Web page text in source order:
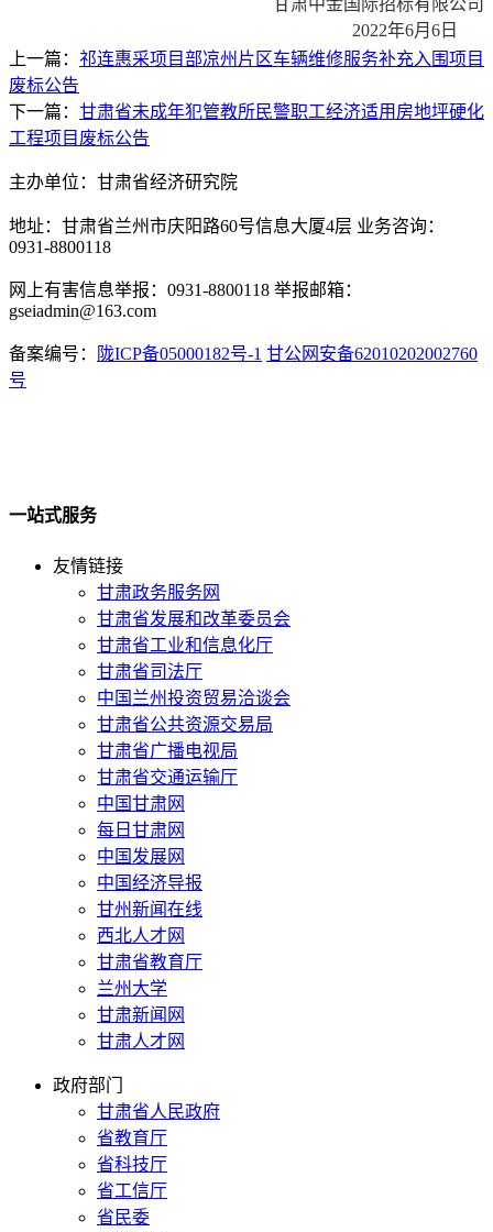
甘肃中金国际招标有限公司
2022年6月 6 日
上一篇： 祁连惠采项目部凉州片区车辆维修服务补充入围项目
废标公告
下一篇： 甘肃省未成年犯管教所民警职工经济适用房地坪硬化
工程项目废标公告
主办单位：甘肃省经济研究院
地址：甘肃省兰州市庆阳路60号信息大厦4层 业务咨询：
0931-8800118
网上有害信息举报：0931-8800118 举报邮箱：
gseiadmin@163.com
备案编号： 陇ICP备05000182号-1 甘公网安备62010202002760
号
一站式服务
友情链接
甘肃政务服务网
甘肃省发展和改革委员会
甘肃省工业和信息化厅
甘肃省司法厅
中国兰州投资贸易洽谈会
甘肃省公共资源交易局
甘肃省广播电视局
甘肃省交通运输厅
中国甘肃网
每日甘肃网
中国发展网
中国经济导报
甘州新闻在线
西北人才网
甘肃省教育厅
兰州大学
甘肃新闻网
甘肃人才网
政府部门
甘肃省人民政府
省教育厅
省科技厅
省工信厅
省民委